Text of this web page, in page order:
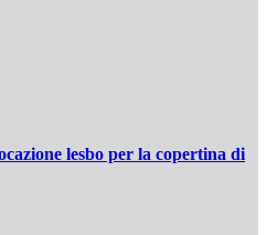
lesbo per la copertina di